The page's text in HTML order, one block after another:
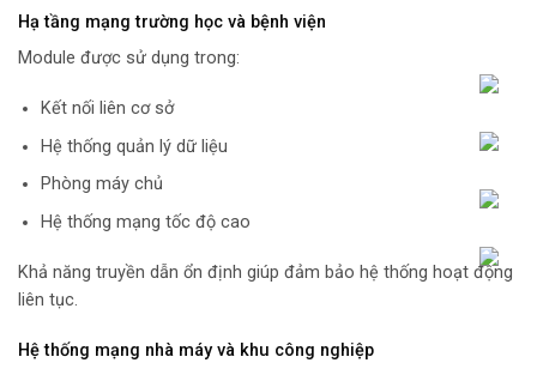
Hạ tầng mạng trường học và bệnh viện
Module được sử dụng trong:
Kết nối liên cơ sở
Hệ thống quản lý dữ liệu
Phòng máy chủ
Hệ thống mạng tốc độ cao
Khả năng truyền dẫn ổn định giúp đảm bảo hệ thống hoạt động
liên tục.
Hệ thống mạng nhà máy và khu công nghiệp